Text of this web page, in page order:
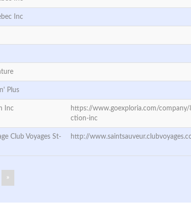
Inc
Plus
Inc
https://www.goexploria.com/
ction-inc
Club Voyages St-
http://
»